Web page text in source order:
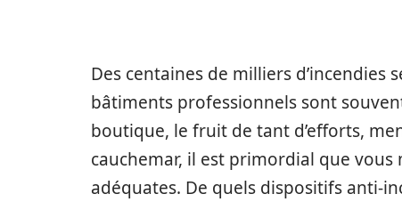
Des centaines de milliers d’incendies
bâtiments professionnels sont
boutique, le fruit de tant d’efforts,
cauchemar, il est primordial que
adéquates. De quels dispositifs anti-